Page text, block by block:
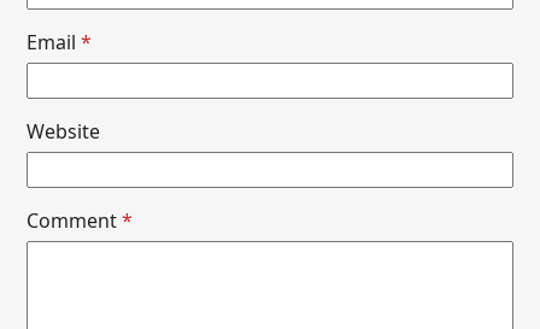
Email*
Website
Comment*